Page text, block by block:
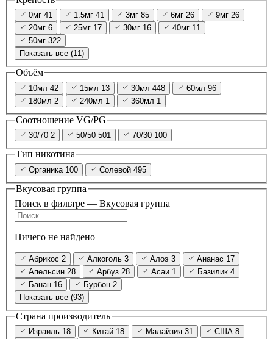
0мг 41 1.5мг 41 3мг 85 6мг 26 9мг 26
20мг 6 25мг 17 30мг 16 40мг 11
50мг 322
Показать все (11)
Объём
10мл 42 15мл 13 30мл 448 60мл 96
180мл 2 240мл 1 360мл 1
Соотношение VG/PG
30/70 2 50/50 501 70/30 100
Тип никотина
Органика 100 Солевой 495
Вкусовая группа
Поиск в фильтре — Вкусовая группа
Ничего не найдено
Абрикос 2 Алкоголь 3 Алоэ 3 Ананас 17
Апельсин 28 Арбуз 28 Асаи 1 Базилик 4
Банан 16 Бурбон 2
Показать все (93)
Страна производитель
Израиль 18 Китай 18 Малайзия 31 США 8